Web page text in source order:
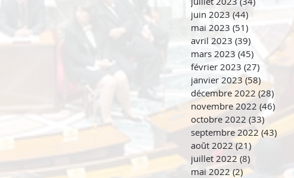
juin 2023 (44)
mai 2023 (51)
avril 2023 (39)
mars 2023 (45)
février 2023 (27)
janvier 2023 (58)58 posts
décembre 2022 (28)
novembre 2022 (46)
octobre 2022 (33)33 posts
septembre 2022 (43)
août 2022 (21)
juillet 2022 (8)
mai 2022 (2)2 posts